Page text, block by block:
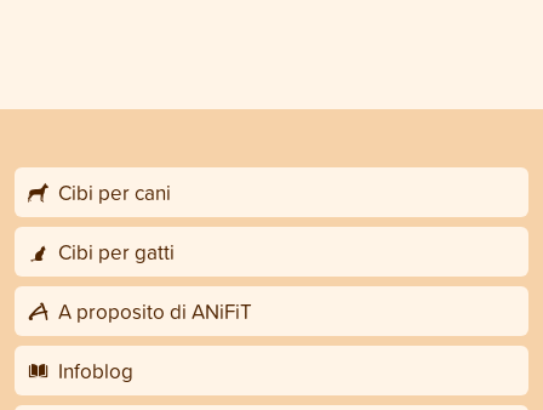
Cibi per cani
Cibi per gatti
A proposito di ANiFiT
Infoblog